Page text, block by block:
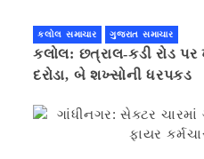
કલોલ સમાચાર ગુજરાત સમાચાર
કલોલ: છત્રાલ-કડી રોડ પર
દરોડા, બે શખ્સોની ધરપકડ